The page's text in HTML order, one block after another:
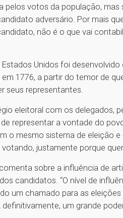
pelos votos da população,
adversário. Por mais
não é o que vai
Unidos foi
em 1776, a partir do temor de
seus representantes.
eleitoral com os delegados,
representar a vontade do
o mesmo sistema de eleição
justamente porque
sobre a influência de
candidatos. “O nível de
um chamado para as
um grande
1